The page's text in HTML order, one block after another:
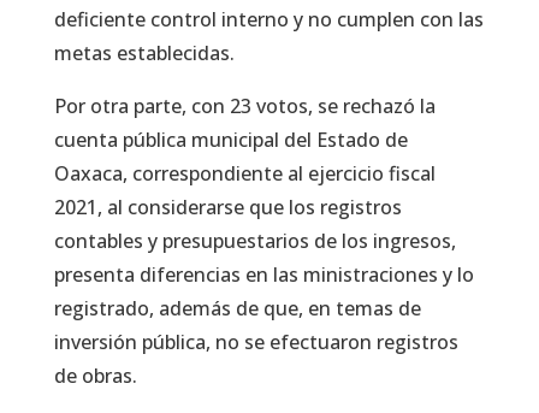
deficiente control interno y no cumplen con las
metas establecidas.
Por otra parte, con 23 votos, se rechazó la
cuenta pública municipal del Estado de
Oaxaca, correspondiente al ejercicio fiscal
2021, al considerarse que los registros
contables y presupuestarios de los ingresos,
presenta diferencias en las ministraciones y lo
registrado, además de que, en temas de
inversión pública, no se efectuaron registros
de obras.